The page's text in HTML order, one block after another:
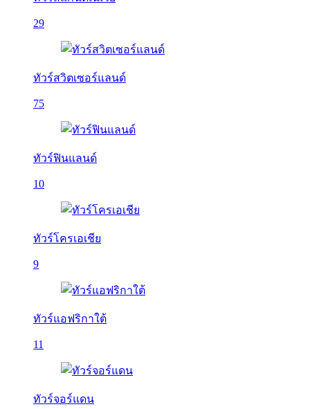
29
ทัวร์สวิตเซอร์แลนด์
75
ทัวร์ฟินแลนด์
10
ทัวร์โครเอเชีย
9
ทัวร์แอฟริกาใต้
11
ทัวร์จอร์แดน